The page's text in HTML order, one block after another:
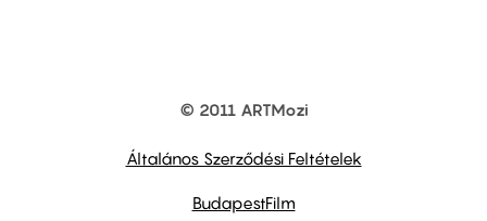
© 2011 ARTMozi
Általános Szerződési Feltételek
BudapestFilm